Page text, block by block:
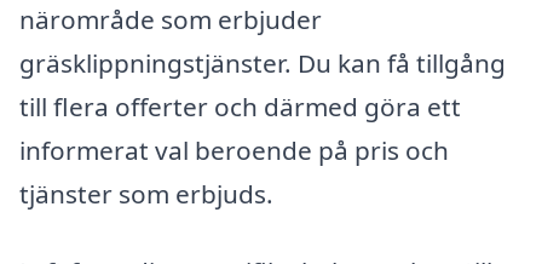
närområde som erbjuder
gräsklippningstjänster. Du kan få tillgång
till flera offerter och därmed göra ett
informerat val beroende på pris och
tjänster som erbjuds.